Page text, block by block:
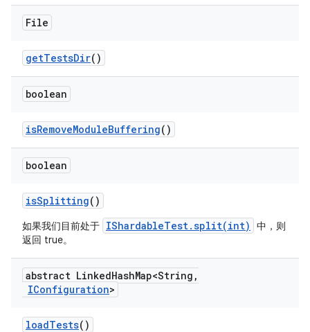
File
getTestsDir()
boolean
isRemoveModuleBuffering()
boolean
isSplitting()
如果我们目前处于 IShardableTest.split(int)
中，则
返回 true。
abstract LinkedHashMap<String ,
IConfiguration>
loadTests()